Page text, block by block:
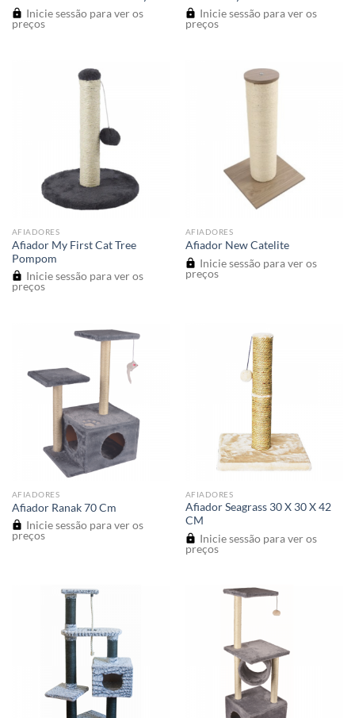
Inicie sessão para ver os
preços
Inicie sessão para ver os
preços
AFIADORES
Afiador My First Cat Tree
Pompom
Inicie sessão para ver os
preços
AFIADORES
Afiador New Catelite
Inicie sessão para ver os
preços
AFIADORES
Afiador Ranak 70 Cm
Inicie sessão para ver os
preços
AFIADORES
Afiador Seagrass 30 X 30 X 42
CM
Inicie sessão para ver os
preços